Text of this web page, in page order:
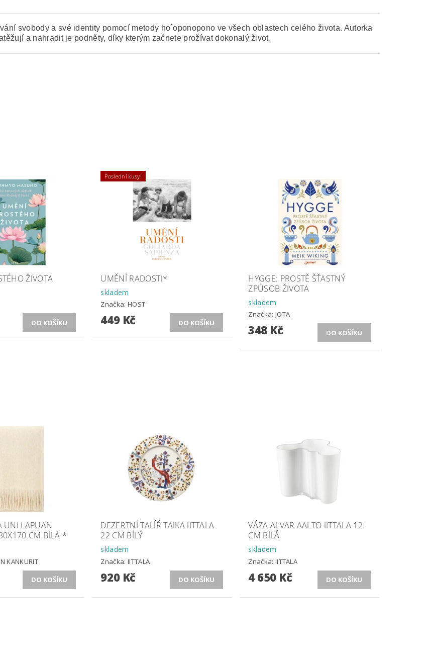
svobody a své identity pomocí metody ho´oponopono ve všech oblastech celého života. Autorka
a nahradit je podněty, díky kterým začnete prožívat dokonalý život.
ŽIVOTA
Poslední kusy!
UMĚNÍ RADOSTI*
skladem
Značka:HOST
449 Kč
HYGGE: PROSTĚ ŠŤASTNÝ
ZPŮSOB ŽIVOTA
skladem
Značka: JOTA
348 Kč
UNI LAPUAN
CM BÍLÁ *
KANKURIT
DEZERTNÍ TALÍŘ TAIKA IITTALA
22 CM BÍLÝ
skladem
Značka:IITTALA
920 Kč
VÁZA ALVAR AALTO IITTALA 12
CM BÍLÁ
skladem
Značka: IITTALA
4 650 Kč